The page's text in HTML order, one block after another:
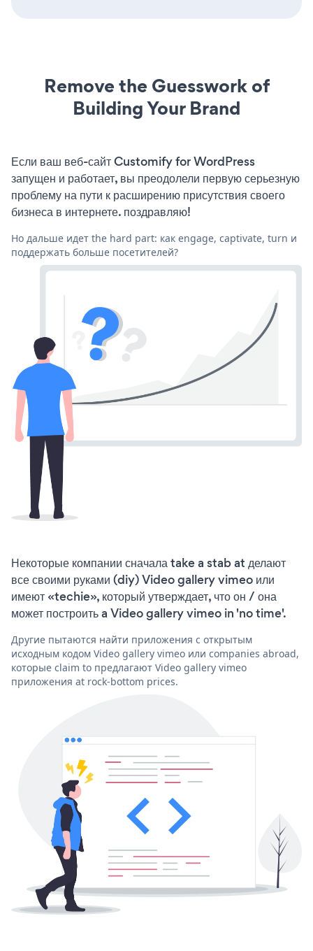
Remove the Guesswork of
Building Your Brand
Если ваш веб-сайт Customify for WordPress
запущен и работает, вы преодолели первую серьезную
проблему на пути к расширению присутствия своего
бизнеса в интернете. поздравляю!
Но дальше идет the hard part: как engage, captivate, turn и
поддержать больше посетителей?
Некоторые компании сначала take a stab at делают
все своими руками (diy) Video gallery vimeo или
имеют «techie», который утверждает, что он / она
может построить a Video gallery vimeo in 'no time'.
Другие пытаются найти приложения с открытым
исходным кодом Video gallery vimeo или companies abroad,
которые claim to предлагают Video gallery vimeo
приложения at rock-bottom prices.